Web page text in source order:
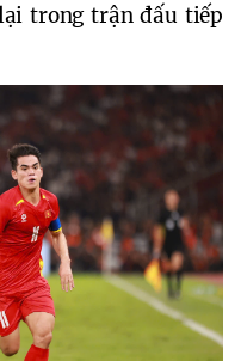
trong trận đấu tiếp